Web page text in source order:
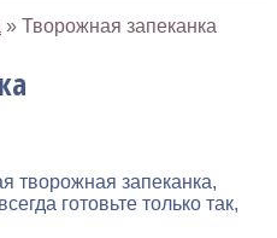
» Творожная запеканка
творожная запеканка,
готовьте только так,